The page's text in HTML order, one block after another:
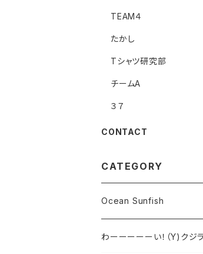
TEAM４
たかし
Tシャツ研究部
チームA
３７
CONTACT
CATEGORY
Ocean Sunfish
わーーーーーい！（Y)クジラ